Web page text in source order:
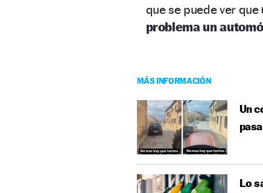
que se puede ver que
problema un
MÁS INFORMACIÓN
Un
Lo